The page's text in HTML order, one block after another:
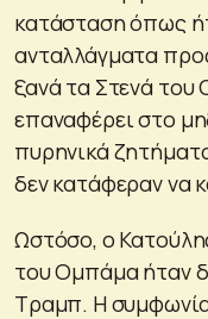
κατάσταση όπως
ανταλλάγματα
ξανά τα Στενά του
επαναφέρει στο
πυρηνικά
δεν κατάφεραν να
Ωστόσο, ο
του Ομπάμα ήταν
Τραμπ. Η